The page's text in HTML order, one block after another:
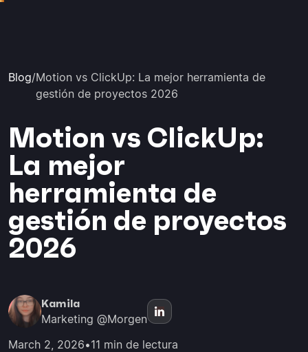
Blog/Motion vs ClickUp: La mejor herramienta de
gestión de proyectos 2026
Motion vs ClickUp:
La mejor
herramienta de
gestión de proyectos
2026
Kamila
Marketing @Morgen
March 2, 2026•11 min de lectura